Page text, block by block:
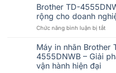
nối
mềm
bán
có
bị
chọn
Brother TD-
rộng cho doanh
Chức năng bình luận bị tắtở
TD-
giải
Máy in nhãn Brother
4555DNWB – Giải
vận hành hiện đại